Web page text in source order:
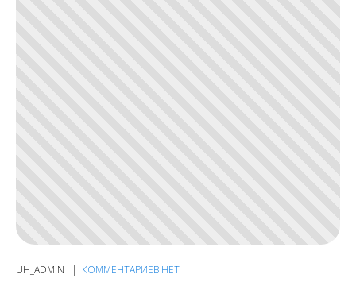
UH_ADMIN КОММЕНТАРИЕВ НЕТ